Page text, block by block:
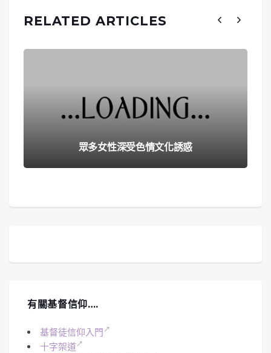
RELATED ARTICLES
眾多女性深受色情文化誘惑
有關基督信仰….
基督徒信仰入門
十字架道